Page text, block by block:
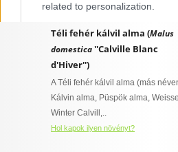
related to personalization.
I want to allow Google to
related to security, including
functionality and fraud
user protection.
CONFIRM
Téli fehér kálvil alma (Malus
domestica''Calville Blanc
d'Hiver'')
A Téli fehér kálvil alma (más
Kálvin alma, Püspök alma,
Winter Calvill,..
Hol kapok ilyen növényt?